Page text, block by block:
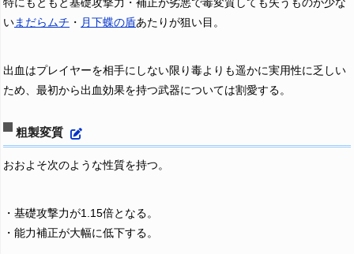
特にもともと基礎攻撃力・補正が劣悪で毒変質しても失うものが少な
いまだらムチ ・ 月下蝶の盾あたりが狙い目。
出血はプレイヤーを相手にしない限り毒よりも遥かに実用性に乏しい
ため、最初から出血効果を持つ武器については割愛する。
粗製変質
おおよそ次のような性質を持つ。
・基礎攻撃力が1.15倍となる。
・能力補正が大幅に低下する。